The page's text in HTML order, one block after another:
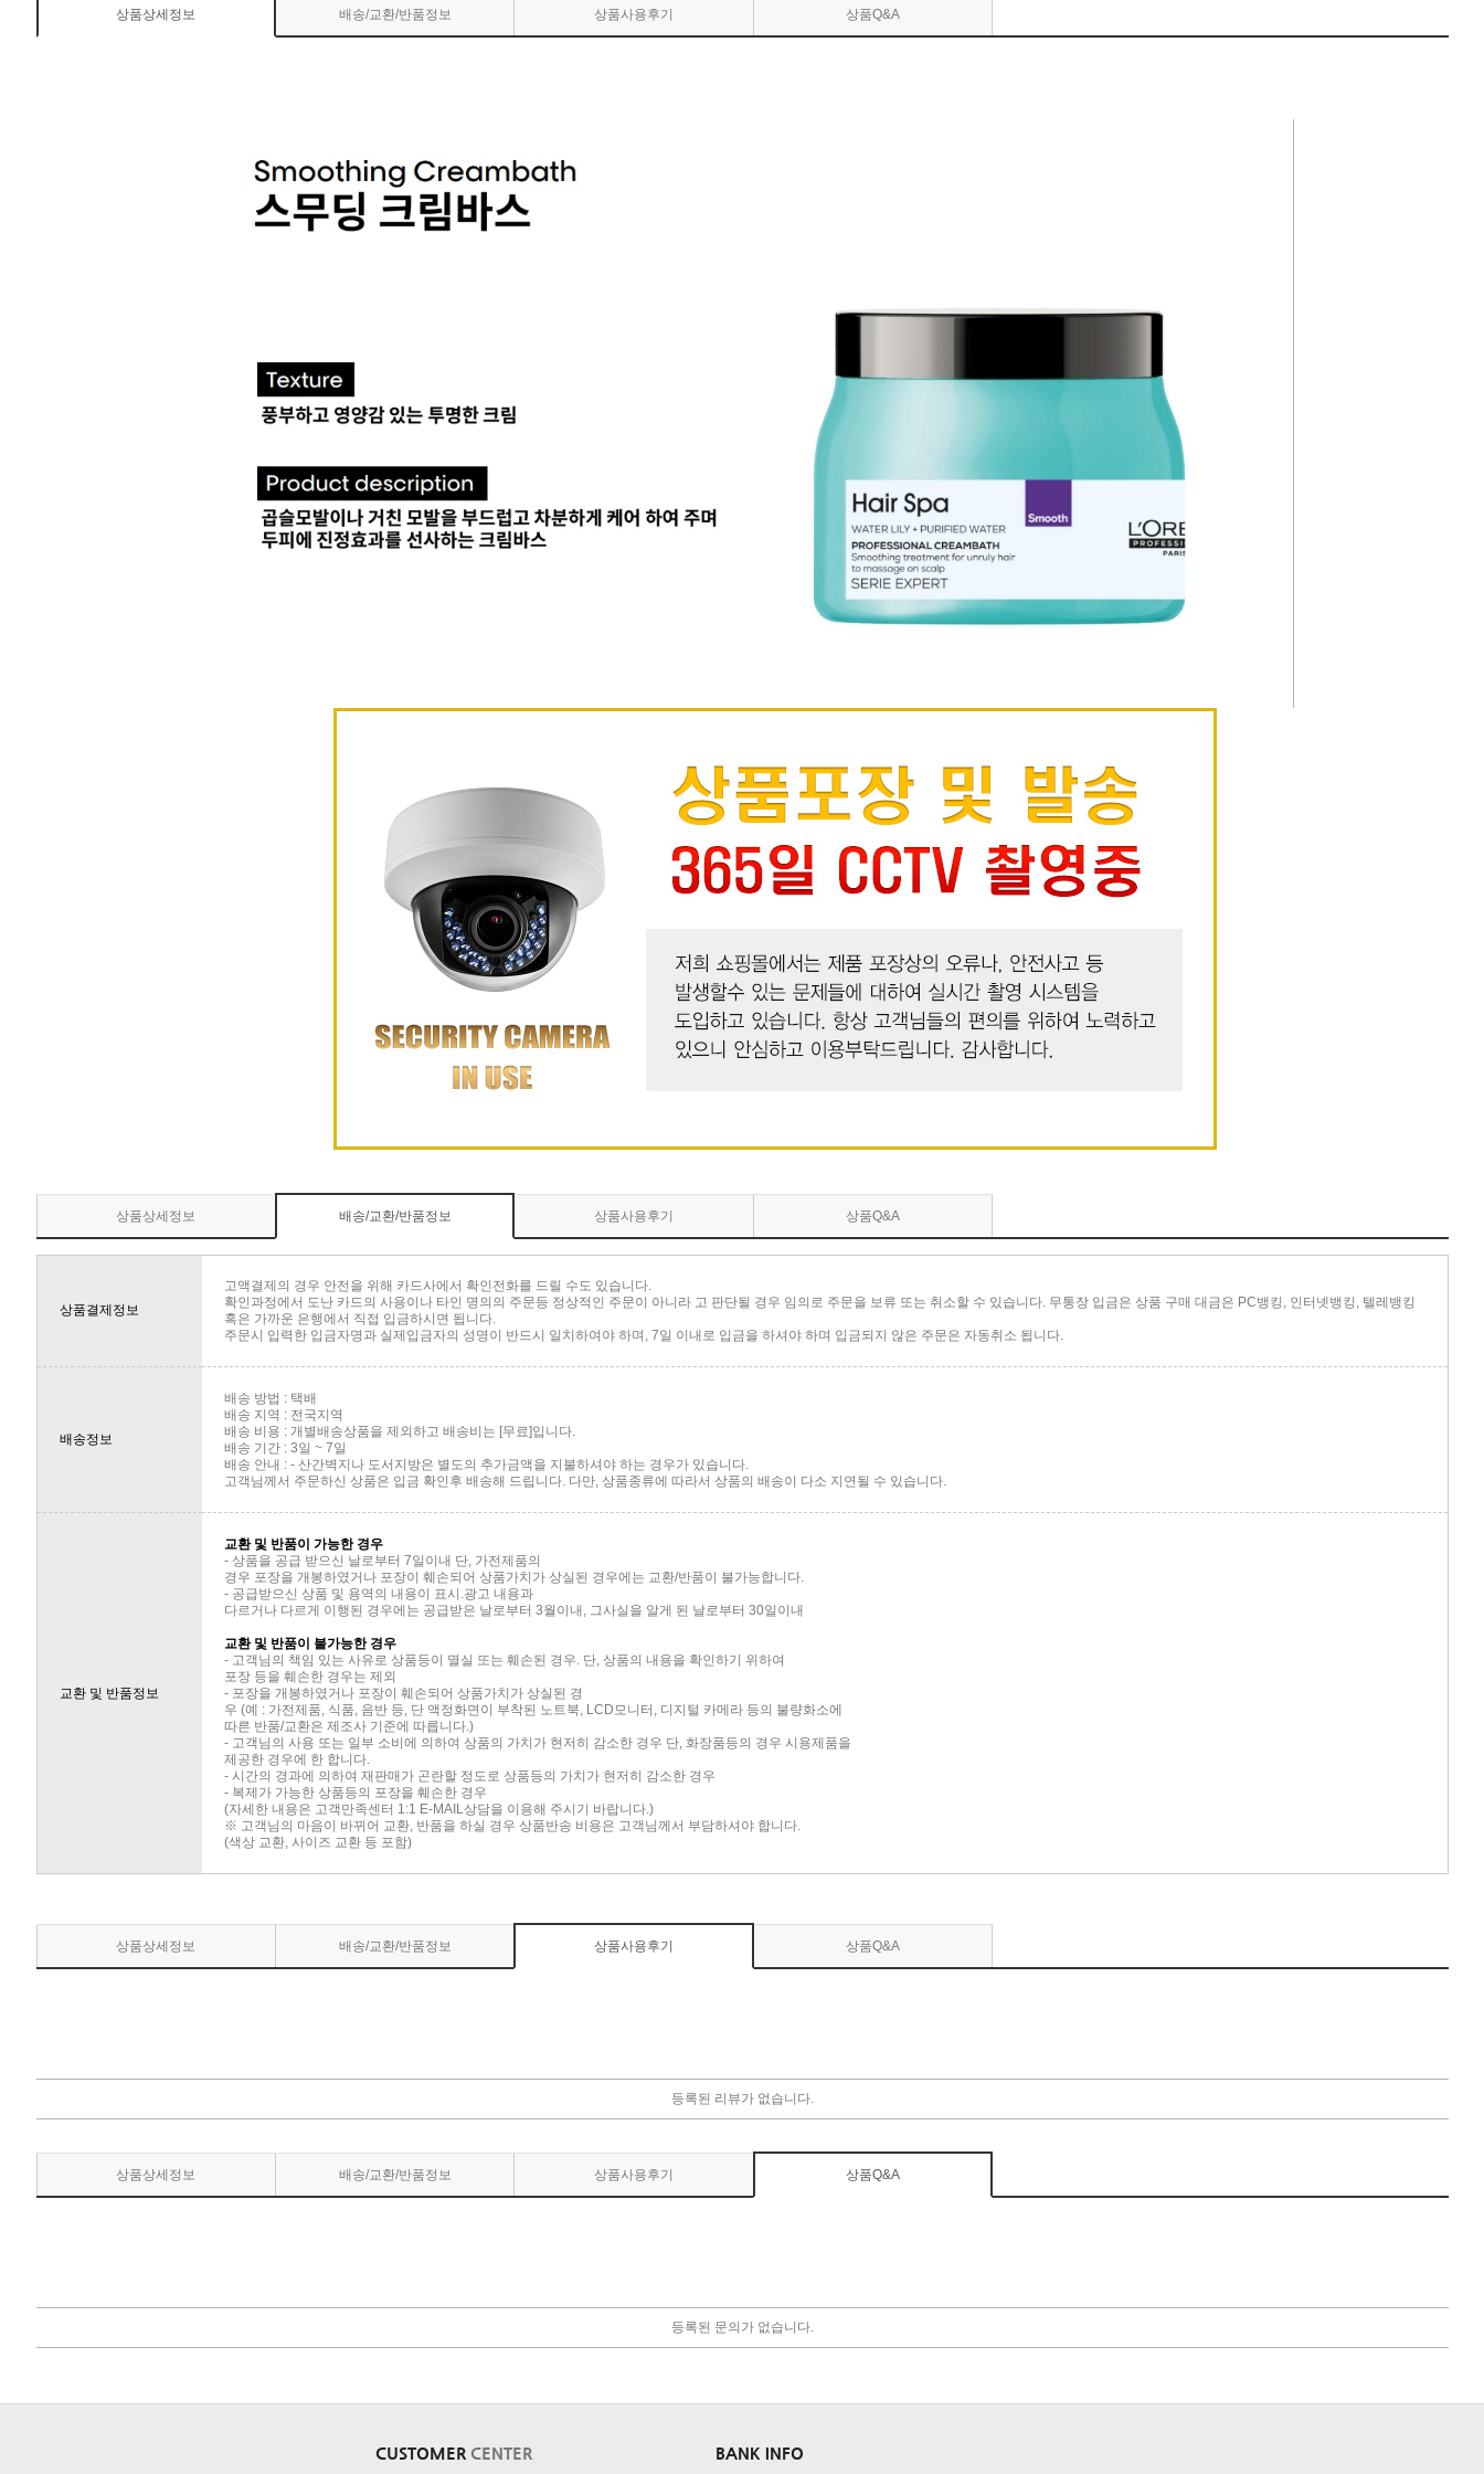
상품상세정보 배송/교환/반품정보 상품사용후기 상품Q&A
상품상세정보 배송/교환/반품정보 상품사용후기 상품Q&A
상품결제정보
고액결제의 경우 안전을 위해 카드사에서 확인전화를 드릴 수도 있습니다.
확인과정에서 도난 카드의 사용이나 타인 명의의 주문등 정상적인 주문이 아니라 고 판단될 경우 임의로 주문을 보류 또는 취소할 수 있습니다. 무통장 입금은 상품 구매 대금은 PC뱅킹, 인터넷뱅킹, 텔레뱅킹
혹은 가까운 은행에서 직접 입금하시면 됩니다.
주문시 입력한 입금자명과 실제입금자의 성명이 반드시 일치하여야 하며, 7일 이내로 입금을 하셔야 하며 입금되지 않은 주문은 자동취소 됩니다.
배송정보
배송 방법 : 택배
배송 지역 : 전국지역
배송 비용 : 개별배송상품을 제외하고 배송비는 [무료]입니다.
배송 기간 : 3일 ~ 7일
배송 안내 : - 산간벽지나 도서지방은 별도의 추가금액을 지불하셔야 하는 경우가 있습니다.
고객님께서 주문하신 상품은 입금 확인후 배송해 드립니다. 다만, 상품종류에 따라서 상품의 배송이 다소 지연될 수 있습니다.
교환 및 반품정보
교환 및 반품이 가능한 경우
- 상품을 공급 받으신 날로부터 7일이내 단, 가전제품의
경우 포장을 개봉하였거나 포장이 훼손되어 상품가치가 상실된 경우에는 교환/반품이 불가능합니다.
- 공급받으신 상품 및 용역의 내용이 표시.광고 내용과
다르거나 다르게 이행된 경우에는 공급받은 날로부터 3월이내, 그사실을 알게 된 날로부터 30일이내
교환 및 반품이 불가능한 경우
- 고객님의 책임 있는 사유로 상품등이 멸실 또는 훼손된 경우. 단, 상품의 내용을 확인하기 위하여
포장 등을 훼손한 경우는 제외
- 포장을 개봉하였거나 포장이 훼손되어 상품가치가 상실된 경
우 (예 : 가전제품, 식품, 음반 등, 단 액정화면이 부착된 노트북, LCD모니터, 디지털 카메라 등의 불량화소에
따른 반품/교환은 제조사 기준에 따릅니다.)
- 고객님의 사용 또는 일부 소비에 의하여 상품의 가치가 현저히 감소한 경우 단, 화장품등의 경우 시용제품을
제공한 경우에 한 합니다.
- 시간의 경과에 의하여 재판매가 곤란할 정도로 상품등의 가치가 현저히 감소한 경우
- 복제가 가능한 상품등의 포장을 훼손한 경우
(자세한 내용은 고객만족센터 1:1 E-MAIL상담을 이용해 주시기 바랍니다.)
※ 고객님의 마음이 바뀌어 교환, 반품을 하실 경우 상품반송 비용은 고객님께서 부담하셔야 합니다.
(색상 교환, 사이즈 교환 등 포함)
상품상세정보 배송/교환/반품정보 상품사용후기 상품Q&A
등록된 리뷰가 없습니다.
상품상세정보 배송/교환/반품정보 상품사용후기 상품Q&A
등록된 문의가 없습니다.
CUSTOMER CENTER BANK INFO